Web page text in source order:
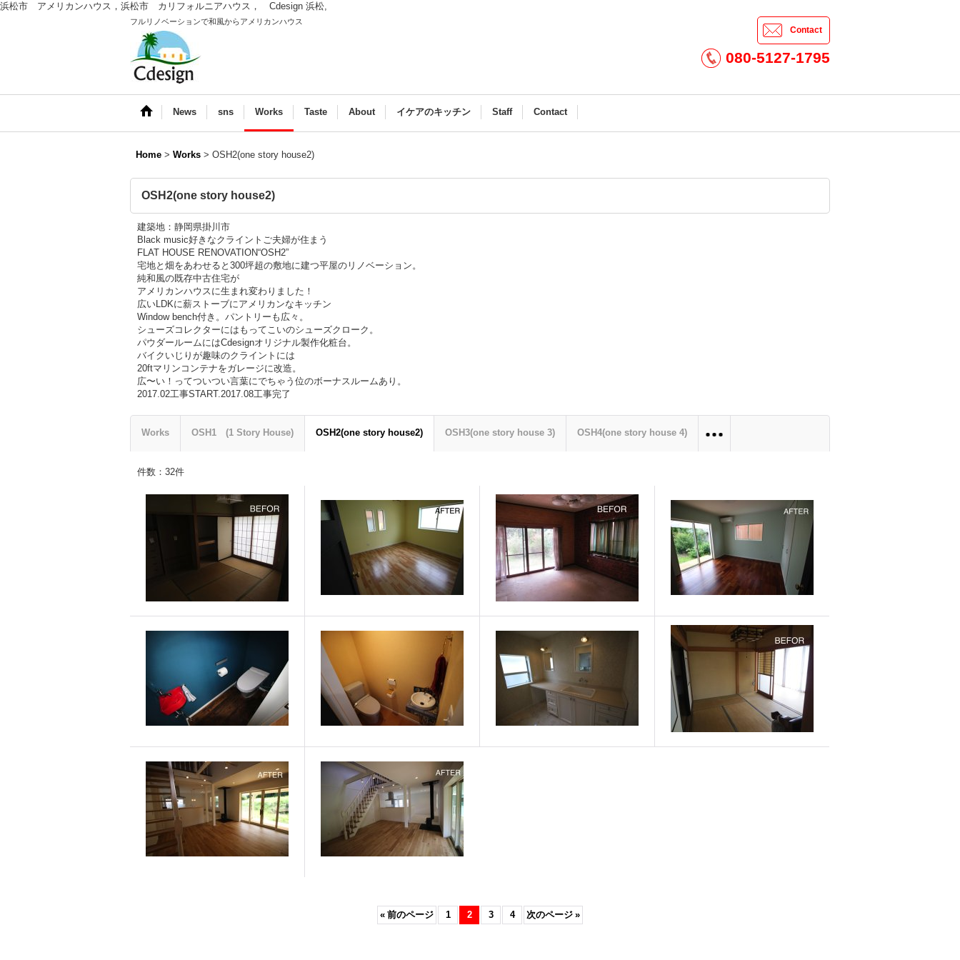
浜松市 アメリカンハウス，浜松市 カリフォルニアハウス， Cdesign 浜松,
フルリノベーションで和風からアメリカンハウス
Contact
080-5127-1795
News sns Works Taste About イケアのキッチン Staff Contact
Home > Works > OSH2(one story house2)
OSH2(one story house2)
建築地：静岡県掛川市
Black music好きなクライントご夫婦が住まう
FLAT HOUSE RENOVATION“OSH2”
宅地と畑をあわせると300坪超の敷地に建つ平屋のリノベーション。
純和風の既存中古住宅が
アメリカンハウスに生まれ変わりました！
広いLDKに薪ストーブにアメリカンなキッチン
Window bench付き。パントリーも広々。
シューズコレクターにはもってこいのシューズクローク。
パウダールームにはCdesignオリジナル製作化粧台。
バイクいじりが趣味のクライントには
20ftマリンコンテナをガレージに改造。
広〜い！ってついつい言葉にでちゃう位のボーナスルームあり。
2017.02工事START.2017.08工事完了
Works OSH1 (1 Story House) OSH2(one story house2) OSH3(one story house 3) OSH4(one story house 4)
件数 ： 32件
« 前のページ 1 2 3 4 次のページ »